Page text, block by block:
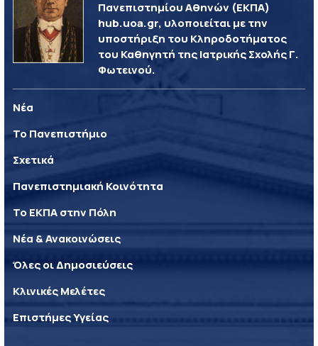
Πανεπιστημίου Αθηνών (ΕΚΠΑ)
hub.uoa.gr, υλοποιείται με την
υποστήριξη του Κληροδοτήματος
του Καθηγητή της Ιατρικής Σχολής Γ.
Φωτεινού.
Νέα
Το Πανεπιστήμιο
Σχετικά
Πανεπιστημιακή Κοινότητα
Το ΕΚΠΑ στην Πόλη
Νέα & Ανακοινώσεις
Όλες οι Δημοσιεύσεις
Κλινικές Μελέτες
Επιστήμες Υγείας